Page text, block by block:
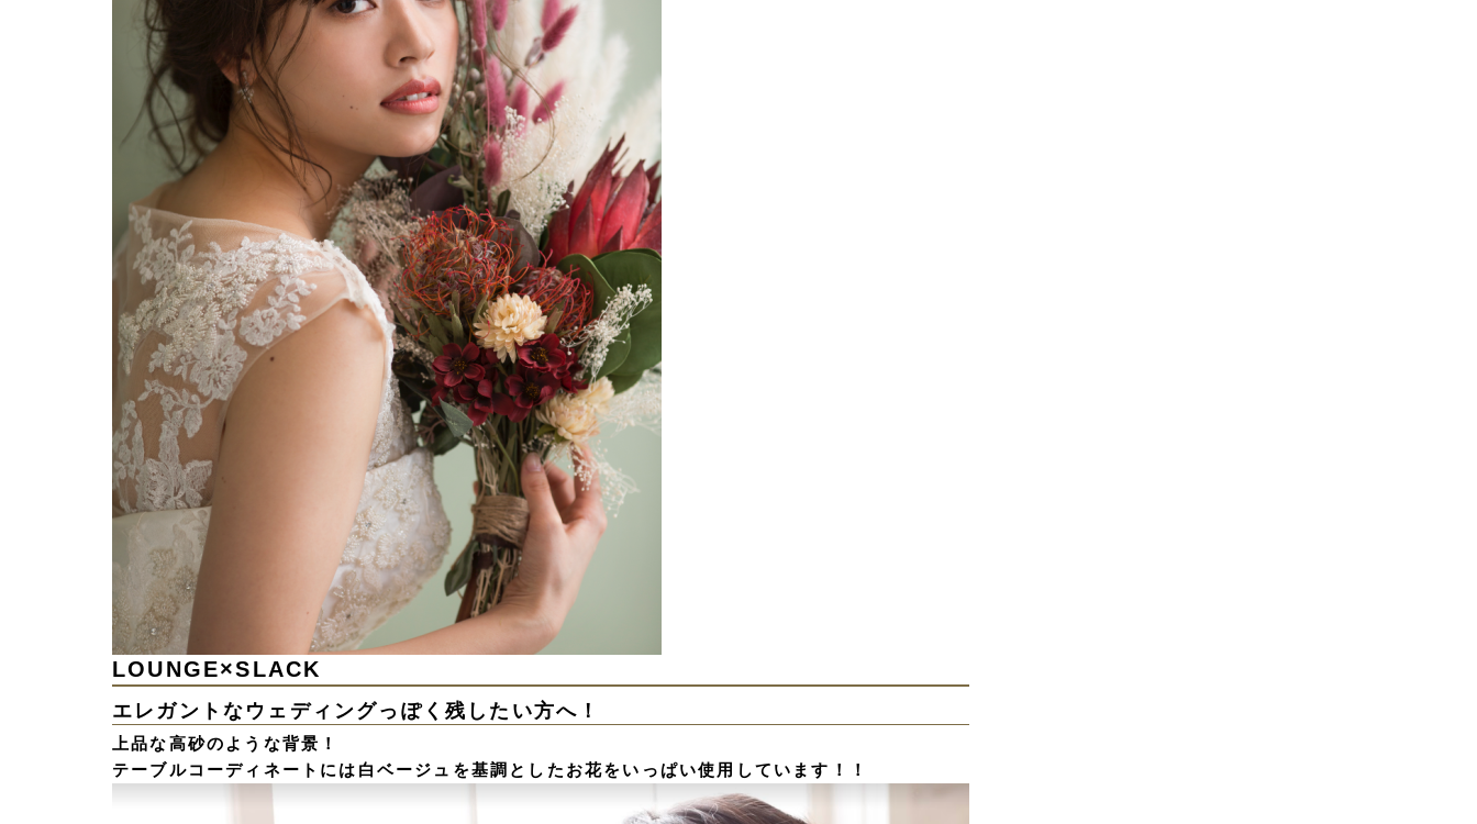
LOUNGE×SLACK
エレガントなウェディングっぽく残したい方へ！
上品な高砂のような背景！
テーブルコーディネートには白ベージュを基調としたお花をいっぱい使用しています！！